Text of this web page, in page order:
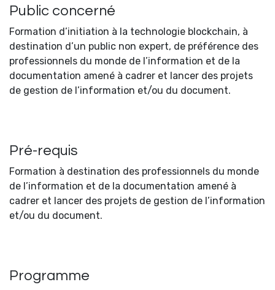
Public concerné
Formation d’initiation à la technologie blockchain, à
destination d’un public non expert, de préférence des
professionnels du monde de l’information et de la
documentation amené à cadrer et lancer des projets
de gestion de l’information et/ou du document.
Pré-requis
Formation à destination des professionnels du monde
de l’information et de la documentation amené à
cadrer et lancer des projets de gestion de l’information
et/ou du document.
Programme